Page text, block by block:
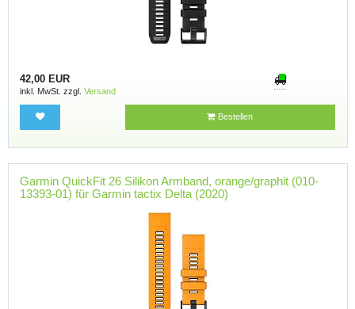
42,00 EUR
inkl. MwSt. zzgl. Versand
Bestellen
Garmin QuickFit 26 Silikon Armband, orange/graphit (010-
13393-01) für Garmin tactix Delta (2020)